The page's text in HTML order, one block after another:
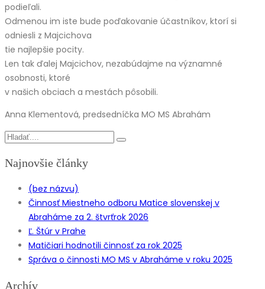
podieľali.
Odmenou im iste bude poďakovanie účastníkov, ktorí si
odniesli z Majcichova
tie najlepšie pocity.
Len tak ďalej Majcichov, nezabúdajme na významné
osobnosti, ktoré
v našich obciach a mestách pôsobili.
Anna Klementová, predsedníčka MO MS Abrahám
Najnovšie články
(bez názvu)
Činnosť Miestneho odboru Matice slovenskej v
Abraháme za 2. štvrťrok 2026
Ľ. Štúr v Prahe
Matičiari hodnotili činnosť za rok 2025
Správa o činnosti MO MS v Abraháme v roku 2025
Archív